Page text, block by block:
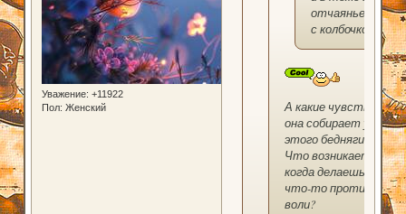
Уважение: +11922
Пол: Женский
отчаянье, и Мо
с колбочкой
А какие чувства
она собирает у
этого бедняги?
Что возникает,
когда делаешь
что-то против
воли?